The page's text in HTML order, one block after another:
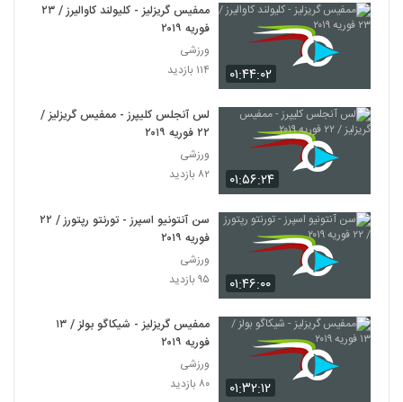
۰۱:۴۴:۰۲
ممفیس گریزلیز - کلیولند کاوالیرز / ۲۳
فوریه ۲۰۱۹
ورزشی
۱۱۴ بازدید
۰۱:۵۶:۲۴
لس آنجلس کلیپرز - ممفیس گریزلیز /
۲۲ فوریه ۲۰۱۹
ورزشی
۸۲ بازدید
۰۱:۴۶:۰۰
سن آنتونیو اسپرز - تورنتو رپتورز / ۲۲
فوریه ۲۰۱۹
ورزشی
۹۵ بازدید
۰۱:۳۲:۱۲
ممفیس گریزلیز - شیکاگو بولز / ۱۳
فوریه ۲۰۱۹
ورزشی
۸۰ بازدید